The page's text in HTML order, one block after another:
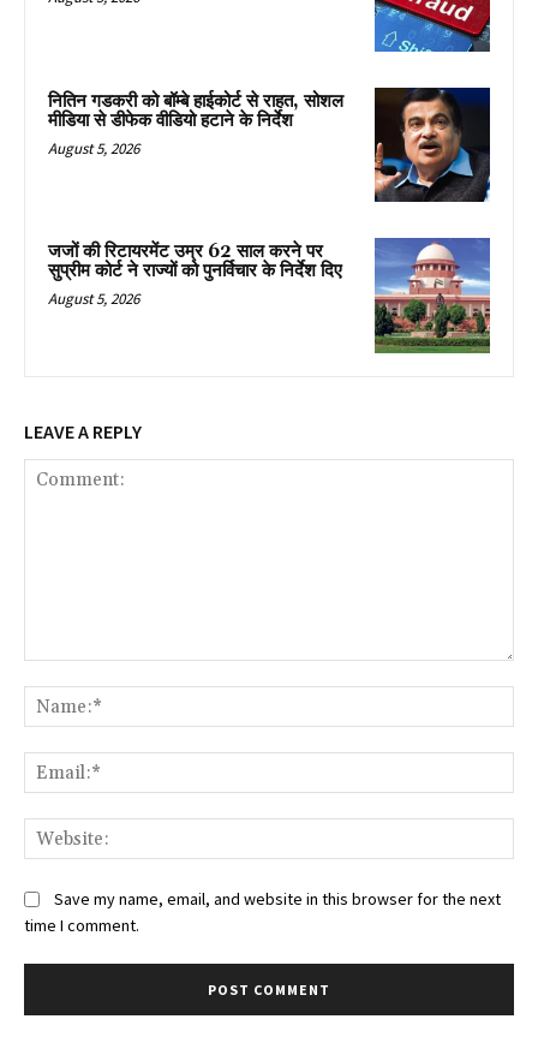
नितिन गडकरी को बॉम्बे हाईकोर्ट से राहत, सोशल
मीडिया से डीफेक वीडियो हटाने के निर्देश
August 5, 2026
जजों की रिटायरमेंट उम्र 62 साल करने पर
सुप्रीम कोर्ट ने राज्यों को पुनर्विचार के निर्देश दिए
August 5, 2026
LEAVE A REPLY
Save my name, email, and website in this browser for the next
time I comment.